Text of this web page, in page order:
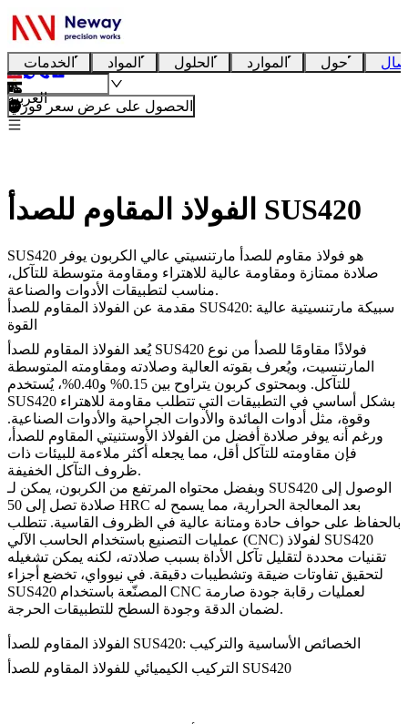
الخدمات المواد الحلول الموارد حول
العربية
الحصول على عرض سعر فوري
الفولاذ المقاوم للصدأ SUS420
SUS420 هو فولاذ مقاوم للصدأ مارتنسيتي عالي الكربون يوفر
صلادة ممتازة ومقاومة عالية للاهتراء ومقاومة متوسطة للتآكل،
مناسب لتطبيقات الأدوات والصناعة.
مقدمة عن الفولاذ المقاوم للصدأ SUS420: سبيكة مارتنسيتية عالية
القوة
يُعد الفولاذ المقاوم للصدأ SUS420 فولاذًا مقاومًا للصدأ من نوع
المارتنسيت، ويُعرف بقوته العالية وصلادته ومقاومته المتوسطة
للتآكل. وبمحتوى كربون يتراوح بين 0.15% و0.40%، يُستخدم
SUS420 بشكل أساسي في التطبيقات التي تتطلب مقاومة للاهتراء
وقوة، مثل أدوات المائدة والأدوات الجراحية والأدوات الصناعية.
ورغم أنه يوفر صلادة أفضل من الفولاذ الأوستنيتي المقاوم للصدأ،
فإن مقاومته للتآكل أقل، مما يجعله أكثر ملاءمة للبيئات ذات
ظروف التآكل الخفيفة.
وبفضل محتواه المرتفع من الكربون، يمكن لـ SUS420 الوصول إلى
صلادة تصل إلى 50 HRC بعد المعالجة الحرارية، مما يسمح له
بالحفاظ على حواف حادة ومتانة عالية في الظروف القاسية. تتطلب
عمليات التصنيع باستخدام الحاسب الآلي (CNC)
تقنيات محددة لتقليل تآكل الأداة بسبب صلادته، لكنه يمكن تشغيله
لتحقيق تفاوتات ضيقة وتشطيبات دقيقة. في نيوواي، تخضع أجزاء
SUS420 المصنّعة باستخدام CNC
لضمان الدقة وجودة السطح للتطبيقات الحرجة.
الفولاذ المقاوم للصدأ SUS420: الخصائص الأساسية والتركيب
التركيب الكيميائي للفولاذ المقاوم للصدأ SUS420